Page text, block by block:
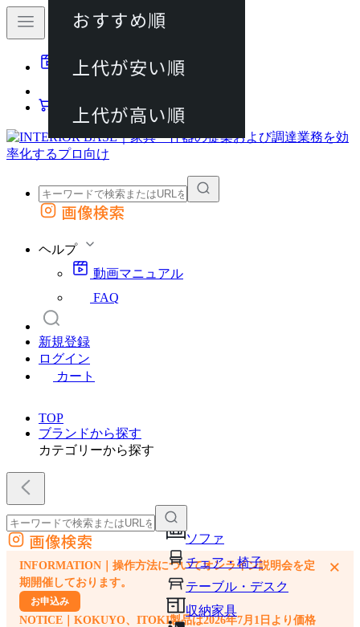
動画マニュアル
カート
外部サイトの商品をカートに追加
画像検索
ヘルプ
動画マニュアル
FAQ
新規登録
ログイン
カート
TOP
ブランドから探す
カテゴリーから探す
ソファ
チェア・椅子
テーブル・デスク
収納家具
外部サイトの商品をカートに追加
他のサイトで見つけた商品ページのURLを貼り付けて、カートに追加できます
画像検索
INFORMATION｜操作方法についてオンライン説明会を定
期開催しております。
お申込み
NOTICE｜KOKUYO、ITOKI製品は2026年7月1日より価格
×
おすすめ順
上代が安い順
上代が高い順